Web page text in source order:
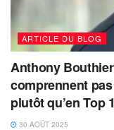
ARTICLE DU BLOG
Anthony
comprennent
plutôt qu’en Top
30 AOÛT 2025